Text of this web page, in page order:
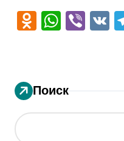
Поиск